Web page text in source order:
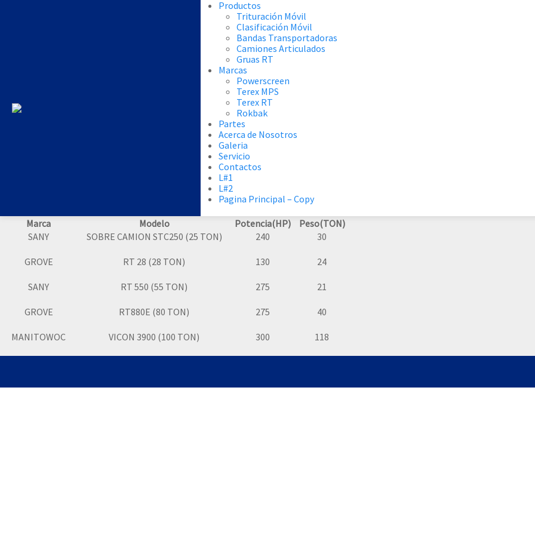
Productos
Trituración Móvil
Clasificación Móvil
Bandas Transportadoras
Camiones Articulados
Gruas RT
Marcas
Powerscreen
Terex MPS
Terex RT
Rokbak
Partes
Acerca de Nosotros
Galeria
Servicio
Contactos
L#1
L#2
Pagina Principal – Copy
Marca Modelo Potencia(HP)
Peso(TON)
SANY
SOBRE CAMION STC250 (25 TON) 240 30
GROVE RT 28 (28 TON) 130 24
SANY RT 550 (55 TON) 275 21
GROVE RT880E (80 TON) 275 40
MANITOWOC VICON 3900 (100 TON) 300 118